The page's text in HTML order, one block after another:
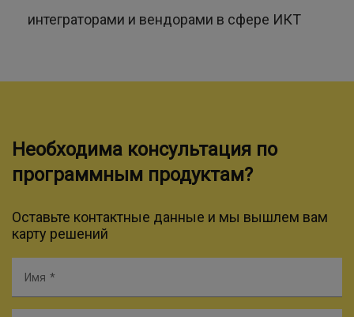
интеграторами и вендорами в сфере ИКТ
Необходима консультация по
программным продуктам?
Оставьте контактные данные и мы вышлем вам
карту решений
Имя